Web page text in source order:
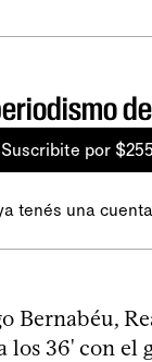
Suscribite por
tenés una cuenta
Bernabéu,
los 36' con el